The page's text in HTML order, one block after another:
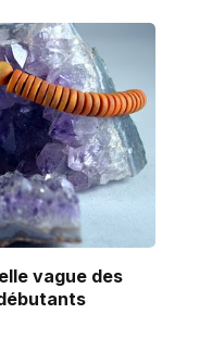
vague des